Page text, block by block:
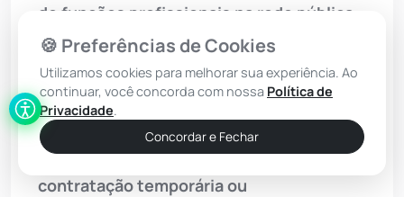
de funções profissionais na rede pública,
mesmo sem remuneração. O MPBA
destacou ainda que a carência de
profissionais de saúde no município deve
ser solucionada por vias regulares e
impessoais, como concurso público,
contratação temporária ou
🍪 Preferências de Cookies
Utilizamos cookies para melhorar sua experiência. Ao
continuar, você concorda com nossa Política de
Privacidade.
Concordar e Fechar